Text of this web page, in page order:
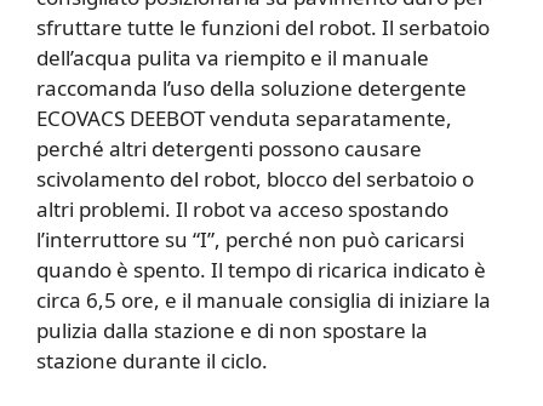
sfruttare tutte le funzioni del robot. Il serbatoio
dell’acqua pulita va riempito e il manuale
raccomanda l’uso della soluzione detergente
ECOVACS DEEBOT venduta separatamente,
perché altri detergenti possono causare
scivolamento del robot, blocco del serbatoio o
altri problemi. Il robot va acceso spostando
l’interruttore su “I”, perché non può caricarsi
quando è spento. Il tempo di ricarica indicato è
circa 6,5 ore, e il manuale consiglia di iniziare la
pulizia dalla stazione e di non spostare la
stazione durante il ciclo.